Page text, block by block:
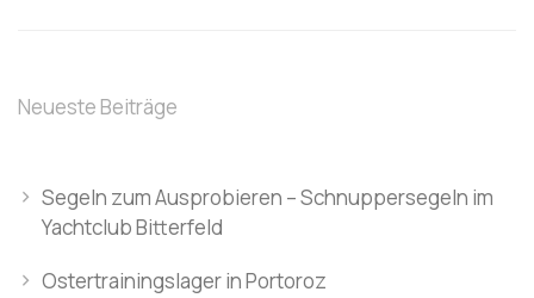
Neueste Beiträge
Segeln zum Ausprobieren – Schnuppersegeln im
Yachtclub Bitterfeld
Ostertrainingslager in Portoroz